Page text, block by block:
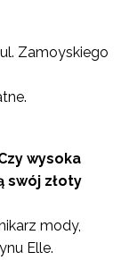
Zamoyskiego
wysoka
swój złoty
mody,
Elle.